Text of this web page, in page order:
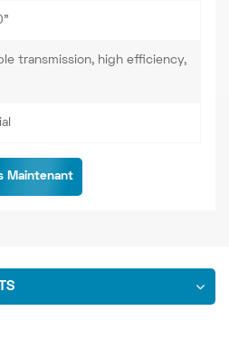
transmission, high efficiency,
Maintenant